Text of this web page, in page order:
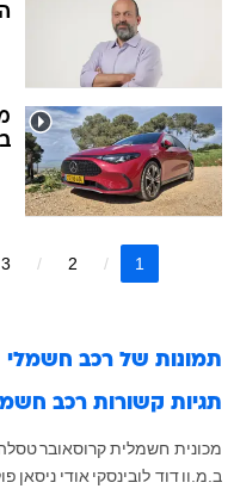
1
2
3
תמונות של רכב חשמלי
תגיות קשורות רכב
מכונית חשמליתקרוסאובר
ב.מ.וו דוד לובינסקי אודי ניסאן